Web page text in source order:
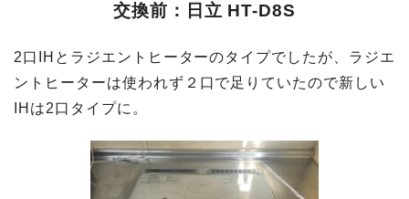
交換前：日立 HT-D8S
2口IHとラジエントヒーターのタイプでしたが、ラジエ
ントヒーターは使われず２口で足りていたので新しい
IHは2口タイプに。